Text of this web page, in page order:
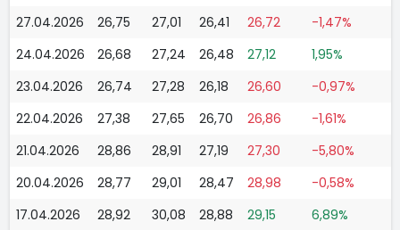
27.04.2026
26,75 27,01 26,41 26,72
-1,47%
24.04.2026
26,68 27,24 26,48 27,12
1,95%
23.04.2026
26,74 27,28 26,18 26,60
-0,97%
22.04.2026
27,38 27,65 26,70 26,86
-1,61%
21.04.2026
28,86 28,91 27,19 27,30
-5,80%
20.04.2026
28,77 29,01 28,47 28,98
-0,58%
17.04.2026
28,92 30,08 28,88 29,15
6,89%